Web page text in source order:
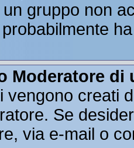
gruppo non
Moderatore di
vengono creati
Se
via e-mail o